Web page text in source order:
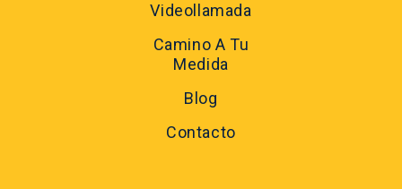
Videollamada
Camino A Tu
Medida
Blog
Contacto